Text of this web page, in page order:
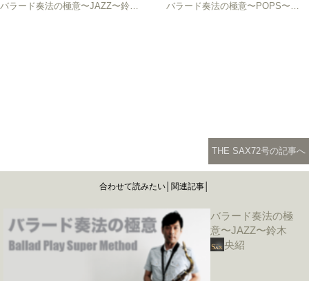
THE SAX72号の記事へ
合わせて読みたい│関連記事│
バラード奏法の極
意〜JAZZ〜鈴木
央紹